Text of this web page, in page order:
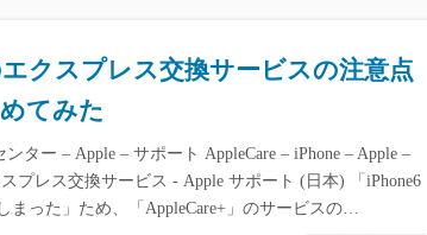
クスプレス交換サービスの注意点
てみた
ター – Apple – サポート AppleCare – iPhone – Apple –
プレス交換サービス - Apple サポート (日本) 「iPhone6
まった」ため、「AppleCare+」のサービスの…